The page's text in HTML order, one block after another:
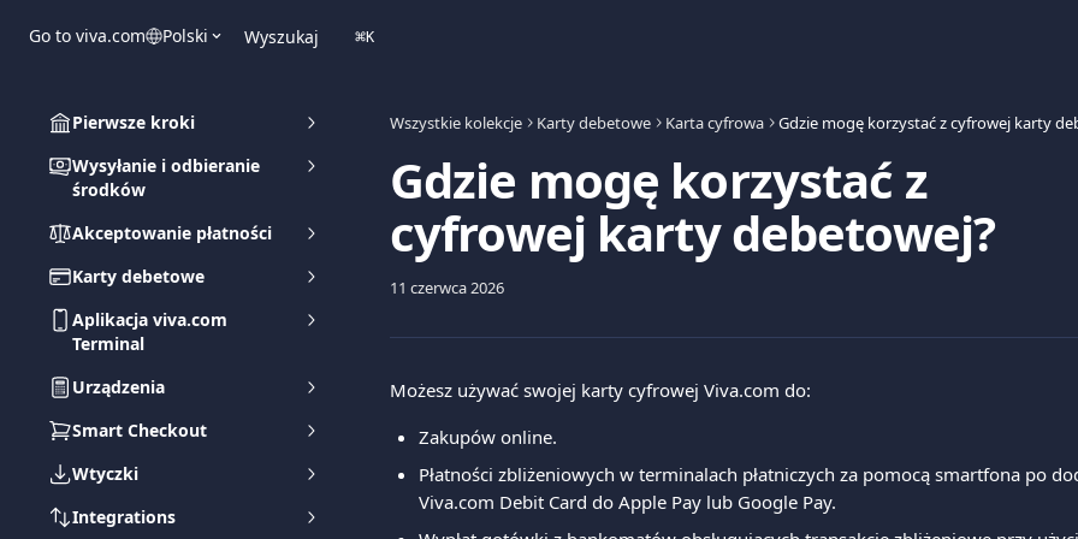
Go to viva.com Polski Wyszukaj ⌘K
Pierwsze kroki
Wysyłanie i odbieranie
środków
Akceptowanie płatności
Karty debetowe
Aplikacja viva.com
Terminal
Urządzenia
Smart Checkout
Wtyczki
Integrations
Wszystkie kolekcje Karty debetowe Karta cyfrowa
Gdzie mogę korzystać z
cyfrowej karty debetowej?
11 czerwca 2026
Możesz używać swojej karty cyfrowej Viva.com do:
Zakupów online.
Płatności zbliżeniowych w terminalach płatniczych za pomocą smartfona po
Viva.com Debit Card do Apple Pay lub Google Pay.